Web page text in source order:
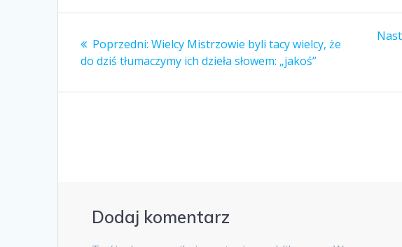
wpisu
Poprzedni: Poprzedni
wpis:
Wielcy Mistrzowie byli tacy wielcy, że
do dziś tłumaczymy ich dzieła słowem: „jakoś”
Dodaj komentarz